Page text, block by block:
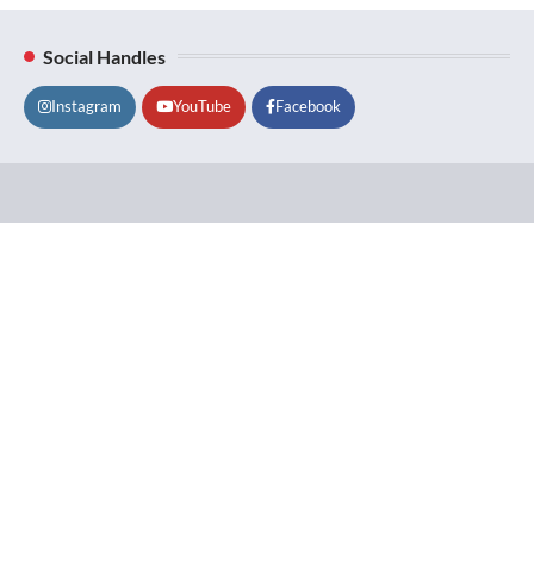
Social Handles
Instagram YouTube Facebook